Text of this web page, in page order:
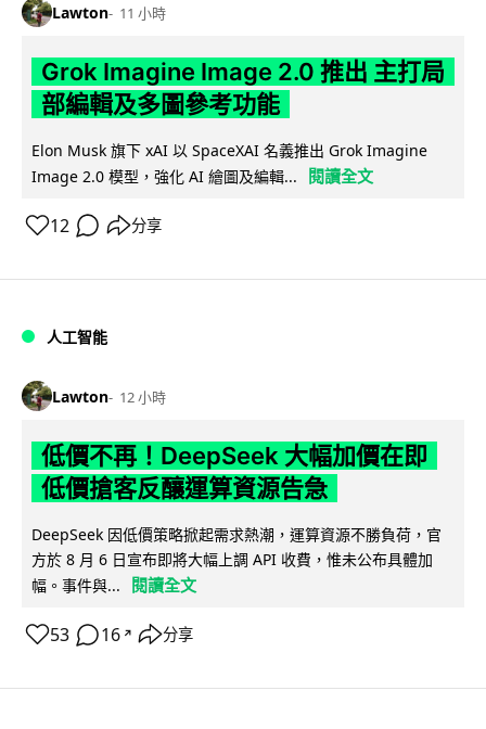
Lawton 11 小時
Grok Imagine Image 2.0 推出 主打局
部編輯及多圖參考功能
Elon Musk 旗下 xAI 以 SpaceXAI 名義推出 Grok Imagine
Image 2.0 模型，強化 AI 繪圖及編輯...
閱讀全文
12 分享
人工智能
Lawton 12 小時
低價不再！DeepSeek 大幅加價在即
低價搶客反釀運算資源告急
DeepSeek 因低價策略掀起需求熱潮，運算資源不勝負荷，官
方於 8 月 6 日宣布即將大幅上調 API 收費，惟未公布具體加
幅。事件與...
閱讀全文
53 16 ↗ 分享